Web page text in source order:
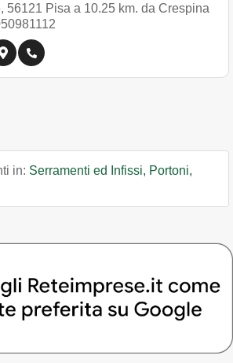
, 56121 Pisa a 10.25 km. da Crespina
in: Serramenti ed Infissi, Portoni,